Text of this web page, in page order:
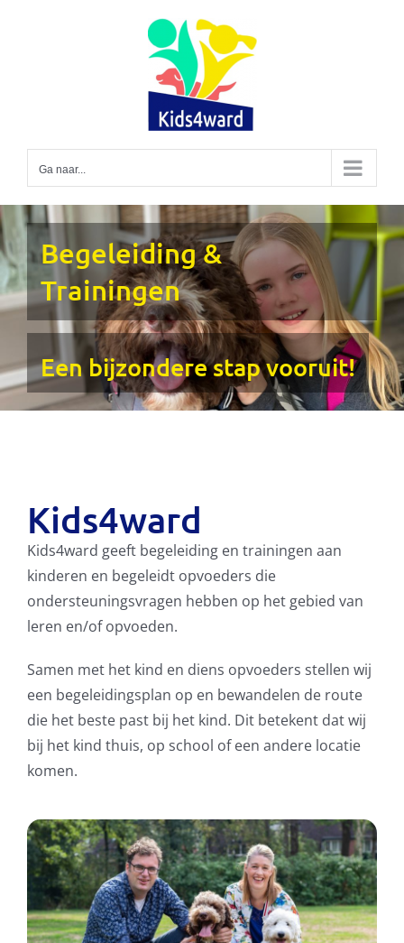
Ga naar...
Begeleiding &
Trainingen
Een bijzondere stap vooruit!
Kids4ward
Kids4ward geeft begeleiding en trainingen aan
kinderen en begeleidt opvoeders die
ondersteuningsvragen hebben op het gebied van
leren en/of opvoeden.
Samen met het kind en diens opvoeders stellen wij
een begeleidingsplan op en bewandelen de route
die het beste past bij het kind. Dit betekent dat wij
bij het kind thuis, op school of een andere locatie
komen.